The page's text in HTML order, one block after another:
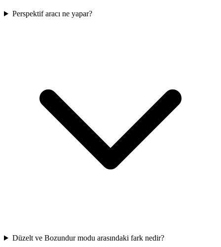
Perspektif aracı ne yapar?
Düzelt ve Bozundur modu arasındaki fark nedir?